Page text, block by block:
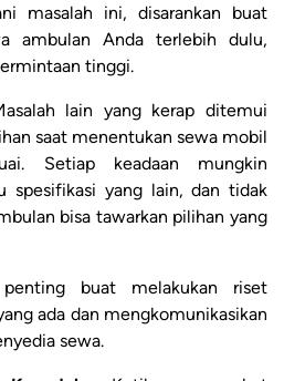
masalah ini, disarankan buat
ambulan Anda terlebih dulu,
tinggi.
lain yang kerap ditemui
saat menentukan sewa mobil
Setiap keadaan mungkin
spesifikasi yang lain, dan tidak
bisa tawarkan pilihan yang
penting buat melakukan riset
ada dan mengkomunikasikan
sewa.